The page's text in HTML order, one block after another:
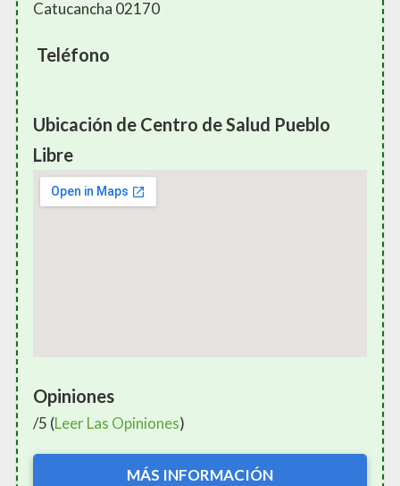
Catucancha 02170
Teléfono
Ubicación de Centro de Salud Pueblo
Libre
Opiniones
/5 (Leer Las Opiniones)
MÁS INFORMACIÓN